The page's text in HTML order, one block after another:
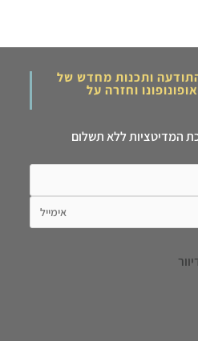
ותכנות מחדש של
וחזרה על
המדיטציות ללא תשלום